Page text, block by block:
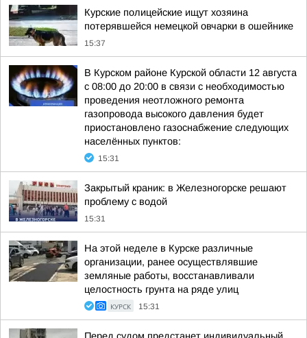
Курские полицейские ищут хозяина
потерявшейся немецкой овчарки в ошейнике
15:37
В Курском районе Курской области 12 августа
с 08:00 до 20:00 в связи с необходимостью
проведения неотложного ремонта
газопровода высокого давления будет
приостановлено газоснабжение следующих
населённых пунктов:
15:31
Закрытый краник: в Железногорске решают
проблему с водой
15:31
На этой неделе в Курске различные
организации, ранее осуществлявшие
земляные работы, восстанавливали
целостность грунта на ряде улиц
КУРСК 15:31